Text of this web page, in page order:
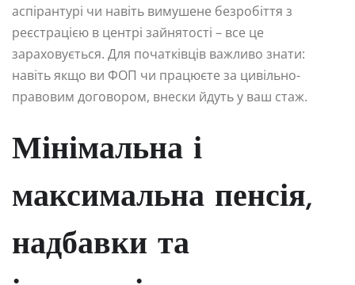
аспірантурі чи навіть вимушене безробіття з
реєстрацією в центрі зайнятості – все це
зараховується. Для початківців важливо знати:
навіть якщо ви ФОП чи працюєте за цивільно-
правовим договором, внески йдуть у ваш стаж.
Мінімальна і
максимальна пенсія,
надбавки та